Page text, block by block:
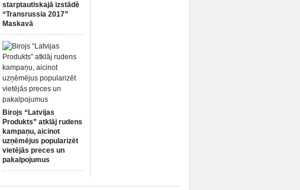
starptautiskajā izstādē
“Transrussia 2017”
Maskavā
Birojs “Latvijas
Produkts” atklāj rudens
kampaņu, aicinot
uzņēmējus popularizēt
vietējās preces un
pakalpojumus